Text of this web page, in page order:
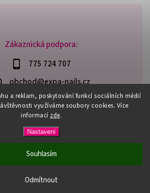
a reklam, poskytování funkcí sociálních médií
využíváme soubory cookies. Více
informací zde.
Nastavení
Odmítnout
Souhlasím
600,- MÁTE DOPRAVU ZDARMA / DÁREK K
SI HO PŘI OBJEDNÁVCE NAD 1500,- NEBO
Zákaznická podpora:
775 724 707
obchod@expa-nails.cz
Expanails.cz. Všechna práva vyhrazena.
Upravit nastavení cookies
VytvořilShoptet | Design